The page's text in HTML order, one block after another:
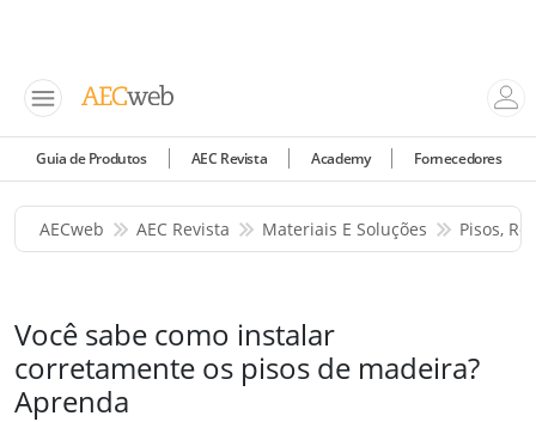
Guia de Produtos AEC Revista Academy Fornecedores
AECweb AEC Revista Materiais E Soluções Pisos,
Você sabe como instalar
corretamente os pisos de madeira?
Aprenda